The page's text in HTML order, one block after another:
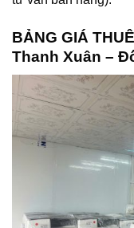
BẢNG GIÁ
Thanh Xuân –